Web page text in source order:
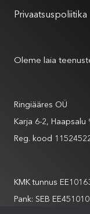
Privaatsuspoliitika
Oleme laia
Ringiääres OÜ
Karja 6-2, Haapsalu
Reg. kood
KMK tunnus
Pank: SEB